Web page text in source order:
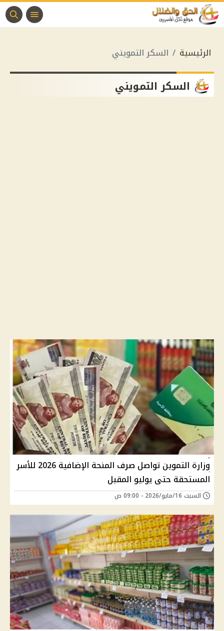
الرئيسية السكر التمويني
السكر التمويني
وزارة التموين تواصل صرف المنحة الإضافية 2026 للأسر
المستحقة حتى يوليو المقبل
السبت 16/مايو/2026 - 09:00 ص